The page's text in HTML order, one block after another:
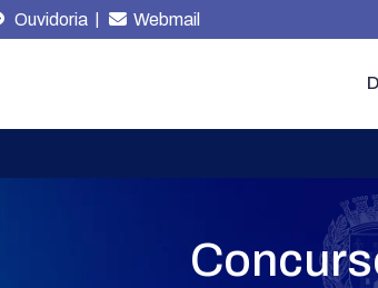
Ouvidoria | Webmail